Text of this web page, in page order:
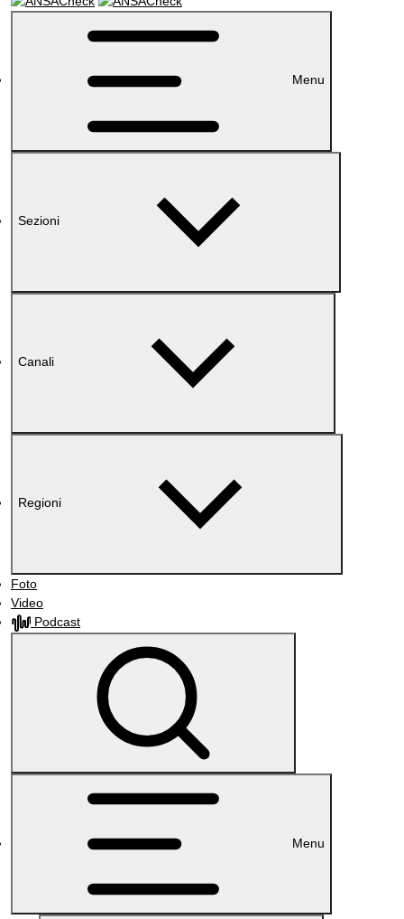
Menu
Sezioni
Canali
Regioni
Foto
Video
Podcast
Menu